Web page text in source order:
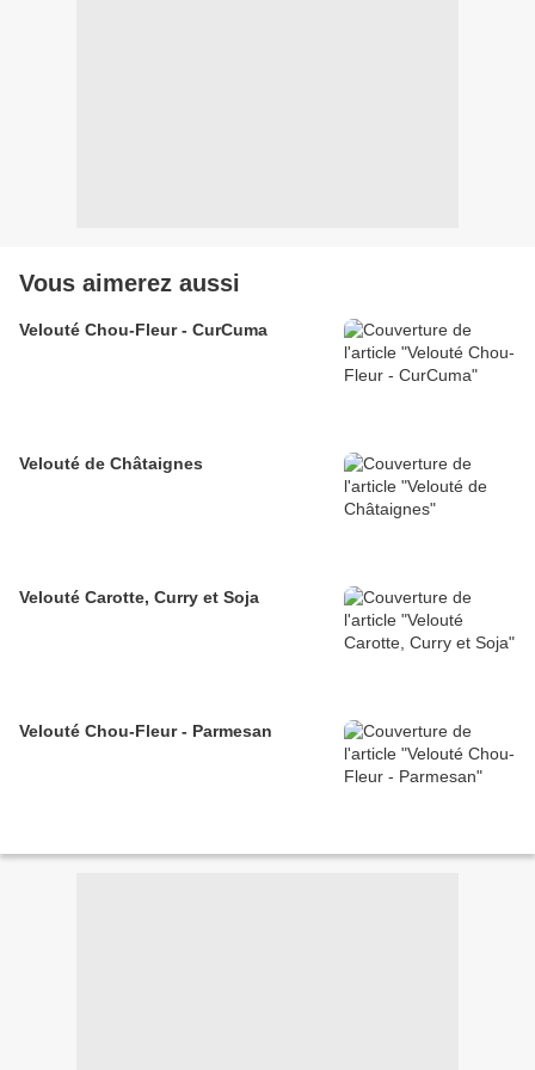
Vous aimerez aussi
Velouté Chou-Fleur - CurCuma
Velouté de Châtaignes
Velouté Carotte, Curry et Soja
Velouté Chou-Fleur - Parmesan